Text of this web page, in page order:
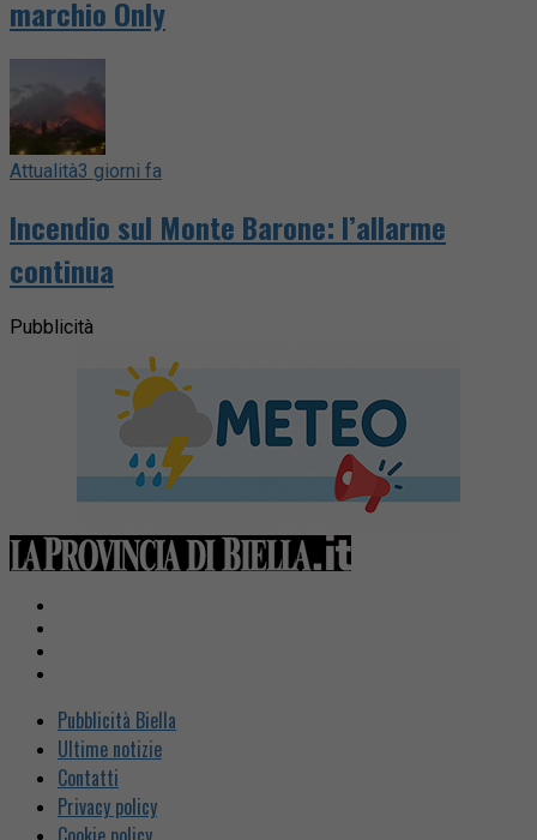
marchio Only
Attualità3 giorni fa
Incendio sul Monte Barone: l’allarme
continua
Pubblicità
Pubblicità Biella
Ultime notizie
Contatti
Privacy policy